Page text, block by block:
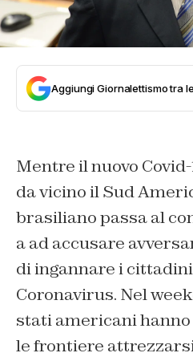
Aggiungi Giornalettismo tra
Mentre il nuovo
da vicino il Sud
brasiliano passa al
a ad accusare
di ingannare i
Coronavirus. Nel
stati americani
le frontiere